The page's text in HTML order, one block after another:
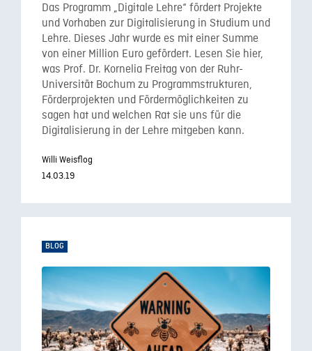
Das Programm „Digitale Lehre“ fördert Projekte
und Vorhaben zur Digitalisierung in Studium und
Lehre. Dieses Jahr wurde es mit einer Summe
von einer Million Euro gefördert. Lesen Sie hier,
was Prof. Dr. Kornelia Freitag von der Ruhr-
Universität Bochum zu Programmstrukturen,
Förderprojekten und Fördermöglichkeiten zu
sagen hat und welchen Rat sie uns für die
Digitalisierung in der Lehre mitgeben kann.
Willi Weisflog
14.03.19
BLOG